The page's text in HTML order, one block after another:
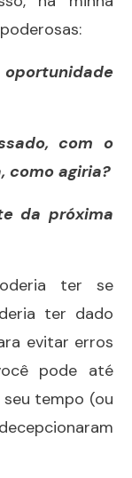
com o
como agiria?
da próxima
ter se
ter dado
evitar erros
pode até
tempo (ou